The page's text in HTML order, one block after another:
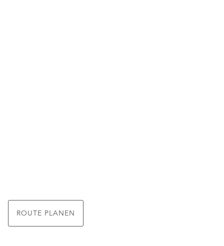
ROUTE PLANEN